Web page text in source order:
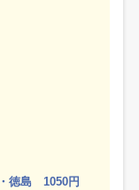
徳島 1050円